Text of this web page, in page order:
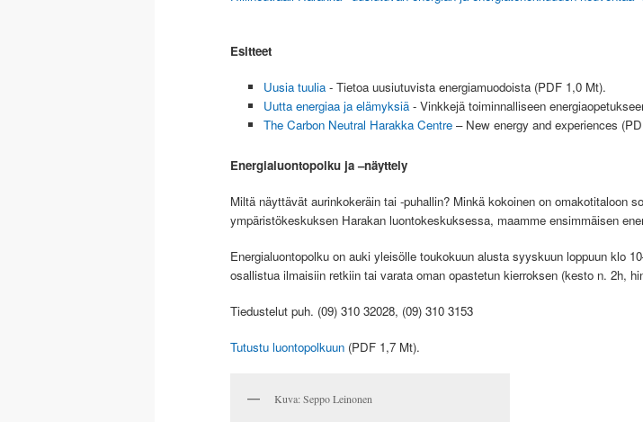
Esitteet
Uusia tuulia - Tietoa uusiutuvista energiamuodoista (PDF 1,0 Mt).
Uutta energiaa ja elämyksiä - Vinkkejä toiminnalliseen
The Carbon Neutral Harakka Centre – New energy and experiences
Energialuontopolku ja –näyttely
Miltä näyttävät aurinkokeräin tai -puhallin? Minkä kokoinen on omakotitaloon
ympäristökeskuksen Harakan luontokeskuksessa, maamme ensimmäisen
Energialuontopolku on auki yleisölle toukokuun alusta syyskuun loppuun klo
osallistua ilmaisiin retkiin tai varata oman opastetun kierroksen (kesto n. 2h,
Tiedustelut puh. (09) 310 32028, (09) 310 3153
Tutustu luontopolkuun(PDF 1,7 Mt).
Kuva: Seppo Leinonen